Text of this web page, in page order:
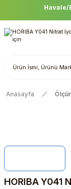
Havale/
Anasayfa
HORIBA Y041